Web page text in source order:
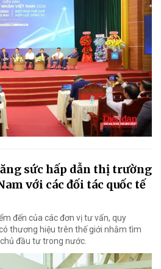
sức hấp dẫn thị trường
với các đối tác quốc tế
đến của các đơn vị tư vấn, quy
thương hiệu trên thế giới nhằm tìm
đầu tư trong nước.